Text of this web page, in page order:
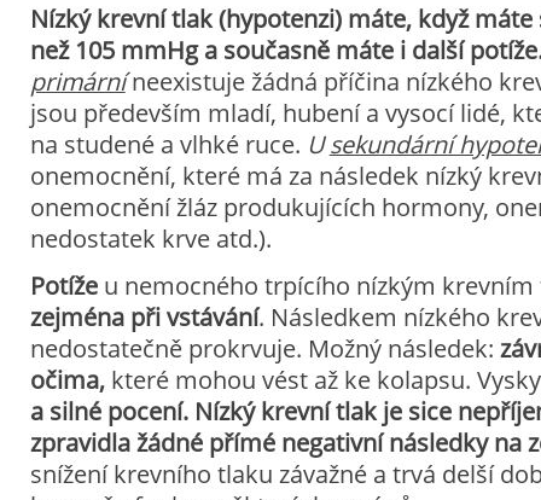
Nízký krevní tlak (hypotenzi)máte, kdyžmáte
než 105 mmHg a současně máte i další
primárníneexistuje žádná příčina nízkého
jsou především mladí, hubení a vysocí lidé,
na studené a vlhké ruce. Usekundární
onemocnění, které má za následek nízký
onemocnění žláz produkujících hormony,
nedostatek krve atd.).
Potíže u nemocného trpícího nízkým
zejména při vstávání. Následkem nízkého
nedostatečně prokrvuje. Možný následek:
očima,které mohou vést až ke kolapsu.
a silné pocení. Nízký krevní tlak je sice
zpravidla žádné přímé negativní následky na
snížení krevního tlaku závažné a trvá delší